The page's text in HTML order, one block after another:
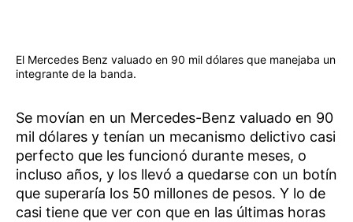
El Mercedes Benz valuado en 90 mil dólares que manejaba un
integrante de la banda.
Se movían en un Mercedes-Benz valuado en 90
mil dólares y tenían un mecanismo delictivo casi
perfecto que les funcionó durante meses, o
incluso años, y los llevó a quedarse con un botín
que superaría los 50 millones de pesos. Y lo de
casi tiene que ver con que en las últimas horas